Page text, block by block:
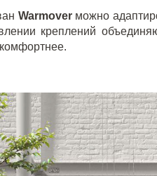
Warmover можно
креплений